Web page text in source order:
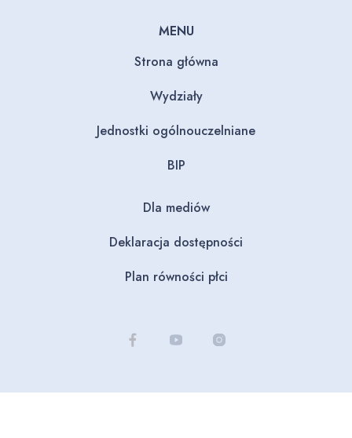
MENU
Strona główna
Wydziały
Jednostki ogólnouczelniane
BIP
Dla mediów
Deklaracja dostępności
Plan równości płci